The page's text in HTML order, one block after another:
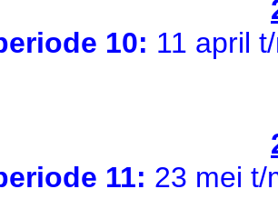
10: 11 april
11: 23 mei